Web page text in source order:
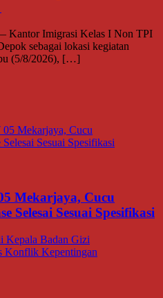
Imigrasi Kelas I Non TPI
sebagai lokasi kegiatan
(5/8/2026), […]
Mekarjaya, Cucu
Selesai Sesuai Spesifikasi